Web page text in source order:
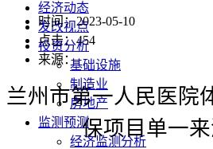
经济动态
发改视点
投资分析
基础设施
制造业
房地产
监测预测
经济监测分析
时间：2023-05-10
点击：454
来源：
兰州市第一人民医院
保项目单一